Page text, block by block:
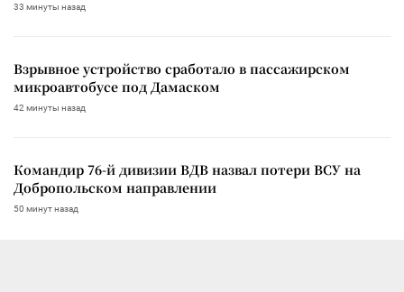
33 минуты назад
Взрывное устройство сработало в пассажирском
микроавтобусе под Дамаском
42 минуты назад
Командир 76-й дивизии ВДВ назвал потери ВСУ на
Добропольском направлении
50 минут назад